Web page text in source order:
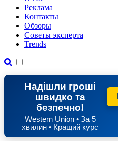
Реклама
Контакты
Обзоры
Советы эксперта
Trends
Надішли гроші
швидко та
безпечно!
Western Union • За 5
хвилин • Кращий курс